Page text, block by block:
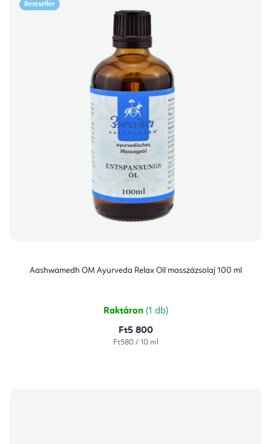
Bestseller
Aashwamedh OM Ayurveda Relax Oil masszázsolaj 100 ml
Raktáron (1 db)
Ft5 800
Egységár:
Ft580 / 10 ml